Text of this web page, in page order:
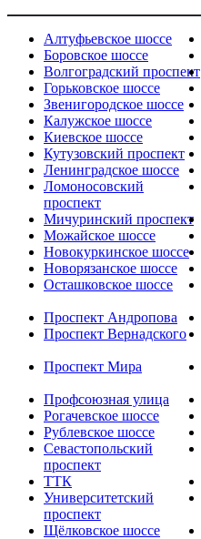
Алтуфьевское шоссе
Боровское шоссе
Волгоградский проспект
Горьковское шоссе
Звенигородское шоссе
Калужское шоссе
Киевское шоссе
Кутузовский проспект
Ленинградское шоссе
Ломоносовский
проспект
Мичуринский проспект
Можайское шоссе
Новокуркинское шоссе
Новорязанское шоссе
Осташковское шоссе
Проспект Андропова
Проспект Вернадского
Проспект Мира
Профсоюзная улица
Рогачевское шоссе
Рублевское шоссе
Севастопольский
проспект
ТТК
Университетский
проспект
Щёлковское шоссе